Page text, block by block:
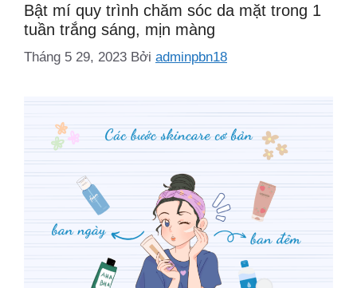
Bật mí quy trình chăm sóc da mặt trong 1
tuần trắng sáng, mịn màng
Tháng 5 29, 2023 Bởi adminpbn18